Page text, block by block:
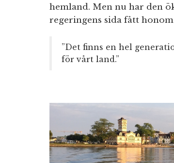
hemland. Men nu har den
regeringens sida fått
”Det finns en hel
för vårt land.”